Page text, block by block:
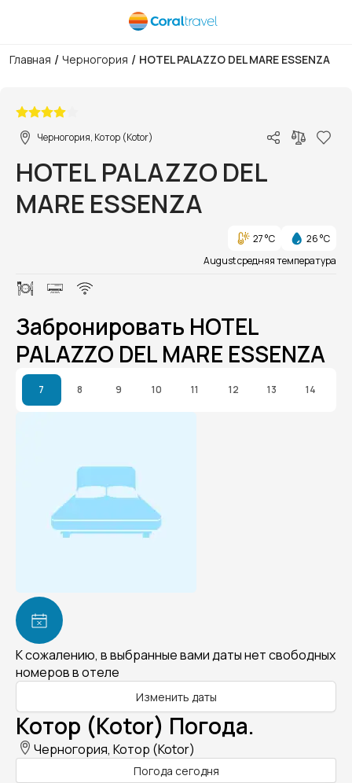
Главная / Черногория / HOTEL PALAZZO DEL MARE ESSENZA
Черногория, Котор (Kotor)
HOTEL PALAZZO DEL
MARE ESSENZA
27 °C
26 °C
August средняя температура
Забронировать HOTEL
PALAZZO DEL MARE ESSENZA
7 8 9 10 11 12 13 14
К сожалению, в выбранные вами даты нет свободных
номеров в отеле
Изменить даты
Котор (Kotor) Погода.
Черногория, Котор (Kotor)
Погода сегодня